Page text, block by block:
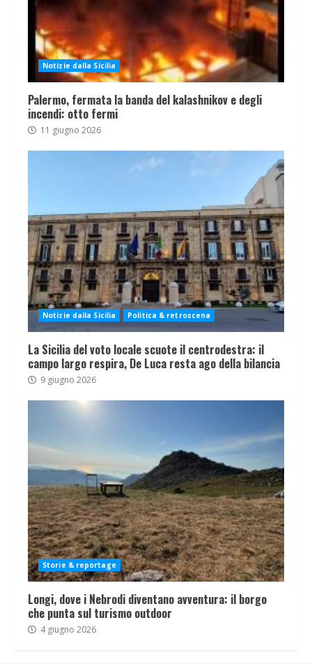
Notizie dalla Sicilia
Palermo, fermata la banda del kalashnikov e degli
incendi: otto fermi
11 giugno 2026
Notizie dalla Sicilia Politica & retroscena
La Sicilia del voto locale scuote il centrodestra: il
campo largo respira, De Luca resta ago della bilancia
9 giugno 2026
Storie & reportage
Longi, dove i Nebrodi diventano avventura: il borgo
che punta sul turismo outdoor
4 giugno 2026